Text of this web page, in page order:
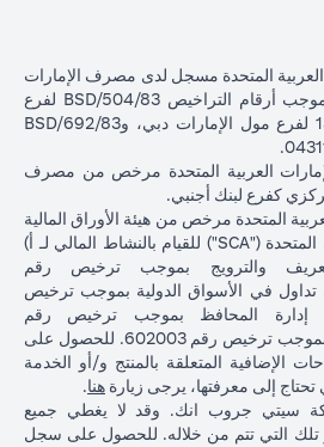
المتحدة مسجل لدى مصرف الإمارات
العربية المتحدة المركزي بموجب أرقام التراخيص BSD/504/83 لفرع
الوصل دبي، و13/184/2019 لفرع مول الإمارات دبي، وBSD/692/83
العربية المتحدة مرخص من مصرف
كفرع لبنك أجنبي.
المتحدة مرخص من هيئة الأوراق المالية
والسلع في الإمارات العربية المتحدة ("SCA") للقيام بالنشاط المالي لـ أ)
والترويج بموجب ترخيص رقم
ب) وسيط تداول في الأسواق الدولية بموجب ترخيص
ج) إدارة المحافظ بموجب ترخيص رقم
20200000240 د) الحفظ بموجب ترخيص رقم 602003. للحصول على
الإضافية المتعلقة بالمنتج و/أو الخدمة
تحتاج إلى معرفتها، يرجى زيارة هنا.
سيتي جروب انك. وقد لا يغطي جميع
تلك التي تتم من خلاله. للحصول على سجل